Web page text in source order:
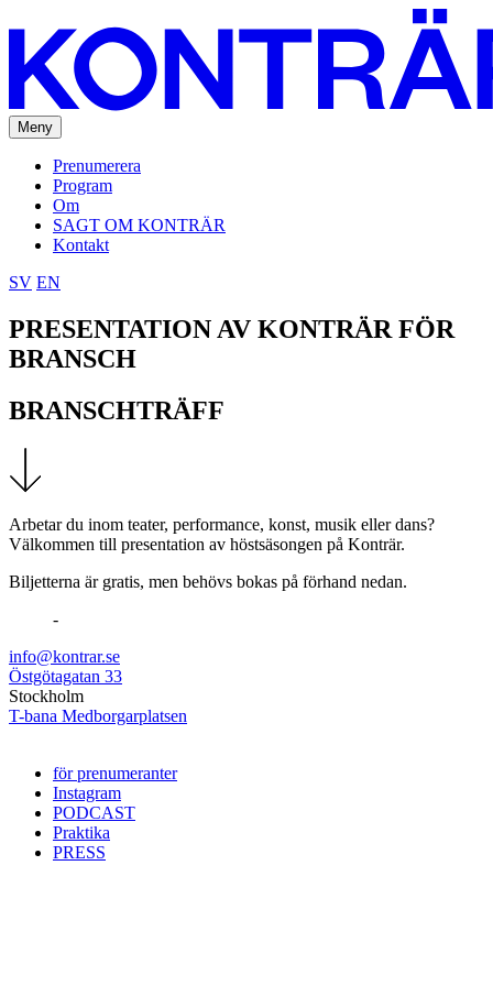
Meny
Prenumerera
Program
Om
SAGT OM KONTRÄR
Kontakt
SV EN
PRESENTATION AV KONTRÄR FÖR
BRANSCH
BRANSCHTRÄFF
Arbetar du inom teater, performance, konst, musik eller dans?
Välkommen till presentation av höstsäsongen på Konträr.
Biljetterna är gratis, men behövs bokas på förhand nedan.
-
info@kontrar.se
Östgötagatan 33
Stockholm
T-bana Medborgarplatsen
för prenumeranter
Instagram
PODCAST
Praktika
PRESS